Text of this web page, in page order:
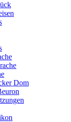
Dom